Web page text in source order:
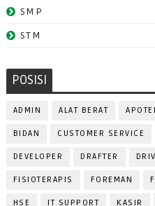
SMP
STM
POSISI
ADMIN ALAT BERAT
BIDAN CUSTOMER SERVICE
DEVELOPER DRAFTER
FISIOTERAPIS FOREMAN
HSE IT SUPPORT KASIR